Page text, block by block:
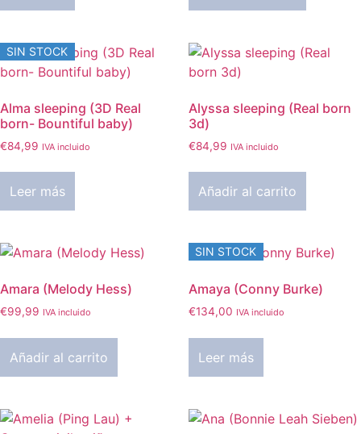
€84,99.€64,90.
SIN STOCK
Alma sleeping (3D Real
born- Bountiful baby)
€84,99 IVA incluido
Leer más
Alyssa sleeping (Real born
3d)
€84,99 IVA incluido
Añadir al carrito
Amara (Melody Hess)
€99,99 IVA incluido
Añadir al carrito
SIN STOCK
Amaya (Conny Burke)
€134,00 IVA incluido
Leer más